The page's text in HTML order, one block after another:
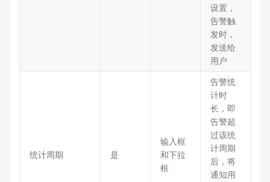
设置，
告警触
发时，
发送给
用户
统计周期 是
输入框
和下拉
框
告警统
计时
长，即
告警超
过该统
计周期
后，将
通知用